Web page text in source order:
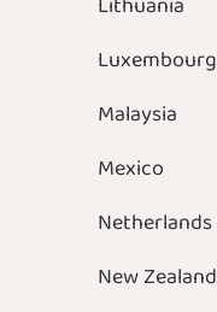
Luxembourg
Malaysia
Mexico
Netherlands
New Zealand